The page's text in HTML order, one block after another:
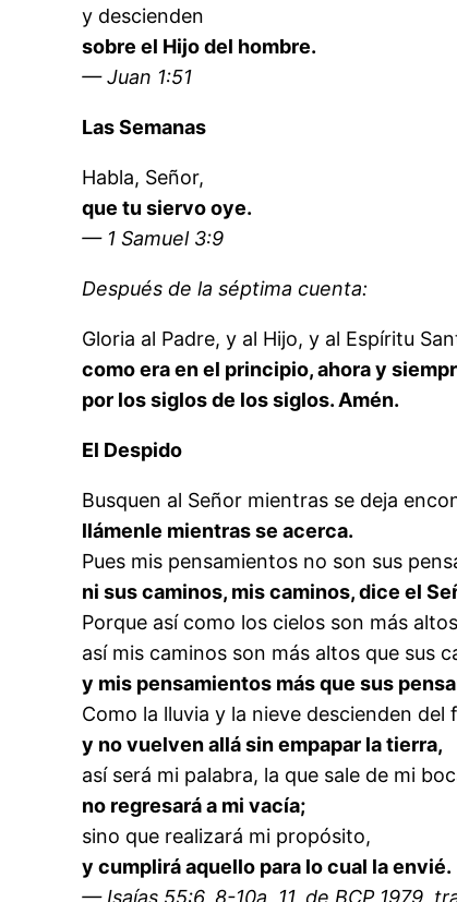
y descienden
sobre el Hijo del hombre.
— Juan 1:51
Las Semanas
Habla, Señor,
que tu siervo oye.
— 1 Samuel 3:9
Después de la séptima cuenta:
Gloria al Padre, y al Hijo, y al Espíritu
como era en el principio, ahora y
por los siglos de los siglos. Amén.
El Despido
Busquen al Señor mientras se deja
llámenle mientras se acerca.
Pues mis pensamientos no son sus
ni sus caminos, mis caminos, dice el
Porque así como los cielos son más
así mis caminos son más altos que sus
y mis pensamientos más que sus
Como la lluvia y la nieve descienden del
y no vuelven allá sin empapar la tierra,
así será mi palabra, la que sale de mi
no regresará a mi vacía;
sino que realizará mi propósito,
y cumplirá aquello para lo cual la envié.
— Isaías 55:6, 8-10a, 11, de BCP 1979,